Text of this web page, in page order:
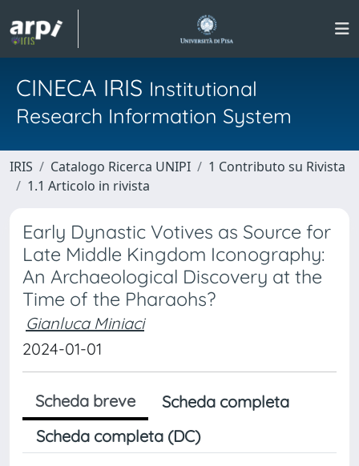
CINECA IRIS Institutional
Research Information System
IRIS Catalogo Ricerca UNIPI
1 Contributo su Rivista
1.1 Articolo in rivista
Early Dynastic Votives as Source for
Late Middle Kingdom Iconography:
An Archaeological Discovery at the
Time of the Pharaohs?
Gianluca Miniaci
2024-01-01
Scheda breve
Scheda completa
Scheda completa (DC)